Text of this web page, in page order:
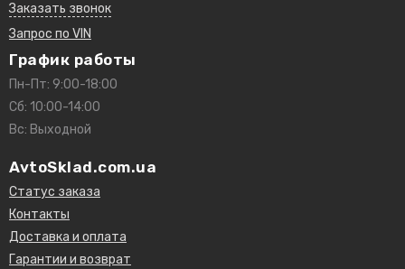
Заказать звонок
Запрос по VIN
График работы
Пн-Пт: 9:00-18:00
Сб: 10:00-14:00
Вс: Выходной
AvtoSklad.com.ua
Статус заказа
Контакты
Доставка и оплата
Гарантии и возврат